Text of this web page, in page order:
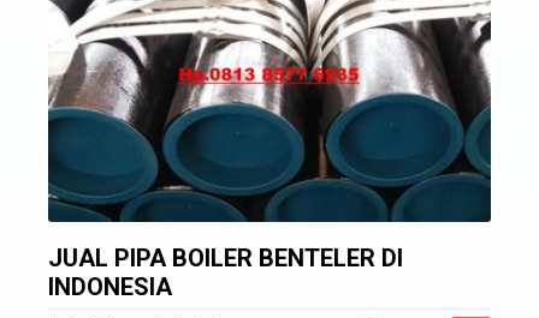
JUAL PIPA BOILER BENTELER DI
INDONESIA